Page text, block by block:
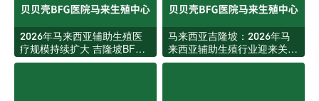
2026年马来西亚辅助生殖医
疗规模持续扩大 吉隆坡BFG
医院新增多项服务助力海外家
马来西亚吉隆坡：2026年马
来西亚辅助生殖行业迎来关键
里程碑，BFG医院成为区域标